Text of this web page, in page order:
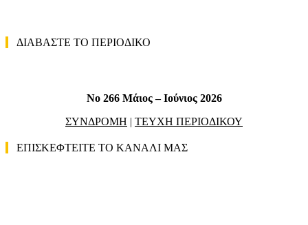
ΔΙΑΒΑΣΤΕ ΤΟ ΠΕΡΙΟΔΙΚΟ
No 266 Μάιος – Ιούνιος 2026
ΣΥΝΔΡΟΜΗ | ΤΕΥΧΗ ΠΕΡΙΟΔΙΚΟΥ
ΕΠΙΣΚΕΦΤΕΙΤΕ ΤΟ ΚΑΝΑΛΙ ΜΑΣ